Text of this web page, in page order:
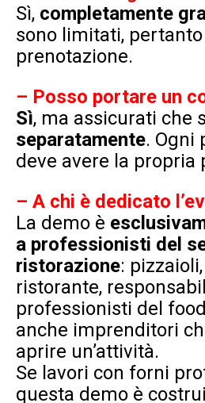
Sì, completamente
sono limitati,
prenotazione.
– Posso portare un
Sì, ma assicurati che
separatamente. Ogni
deve avere la propria
– A chi è dedicato
La demo è
a professionisti del
ristorazione:
ristorante,
professionisti del
anche imprenditori
aprire un’attività.
Se lavori con forni
questa demo è